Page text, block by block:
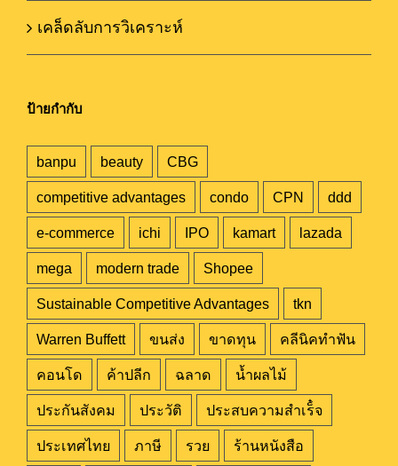
เคล็ดลับการวิเคราะห์
ป้ายกำกับ
banpu beauty CBG
competitive advantages condo CPN ddd
e-commerce ichi IPO kamart lazada
mega modern trade Shopee
Sustainable Competitive Advantages tkn
Warren Buffett ขนส่ง ขาดทุน คลีนิคทำฟัน
คอนโด ค้าปลีก ฉลาด น้ำผลไม้
ประกันสังคม ประวัติ ประสบความสำเร็๋จ
ประเทศไทย ภาษี รวย ร้านหนังสือ